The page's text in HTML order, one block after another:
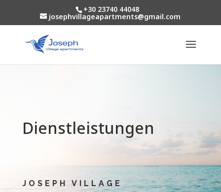
+30 23740 44048
josephvillageapartments@gmail.com
Dienstleistungen
JOSEPH VILLAGE